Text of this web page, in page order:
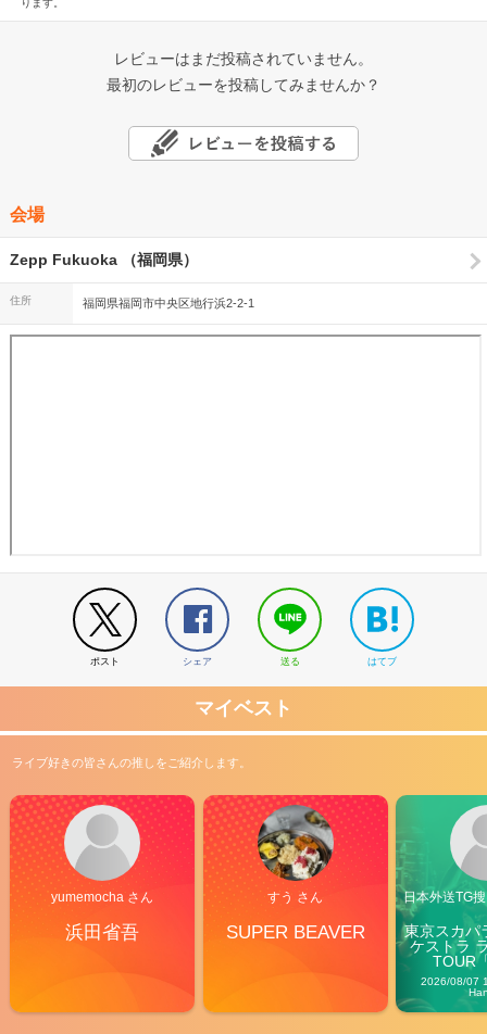
ります。
レビューはまだ投稿されていません。
最初のレビューを投稿してみませんか？
会場
Zepp Fukuoka （福岡県）
住所 福岡県福岡市中央区地行浜2-2-1
ポスト シェア 送る はてブ
マイベスト
ライブ好きの皆さんの推しをご紹介します。
yumemocha さん
浜田省吾
すう さん
SUPER BEAVER
日本外送TG
東京スカパ
ケストラ
TOUR
2026/08/07